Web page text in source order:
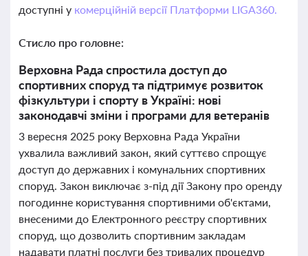
доступні у комерційній версії Платформи LIGA360.
Стисло про головне:
Верховна Рада спростила доступ до
спортивних споруд та підтримує розвиток
фізкультури і спорту в Україні: нові
законодавчі зміни і програми для ветеранів
3 вересня 2025 року Верховна Рада України
ухвалила важливий закон, який суттєво спрощує
доступ до державних і комунальних спортивних
споруд. Закон виключає з-під дії Закону про оренду
погодинне користування спортивними об'єктами,
внесеними до Електронного реєстру спортивних
споруд, що дозволить спортивним закладам
надавати платні послуги без тривалих процедур